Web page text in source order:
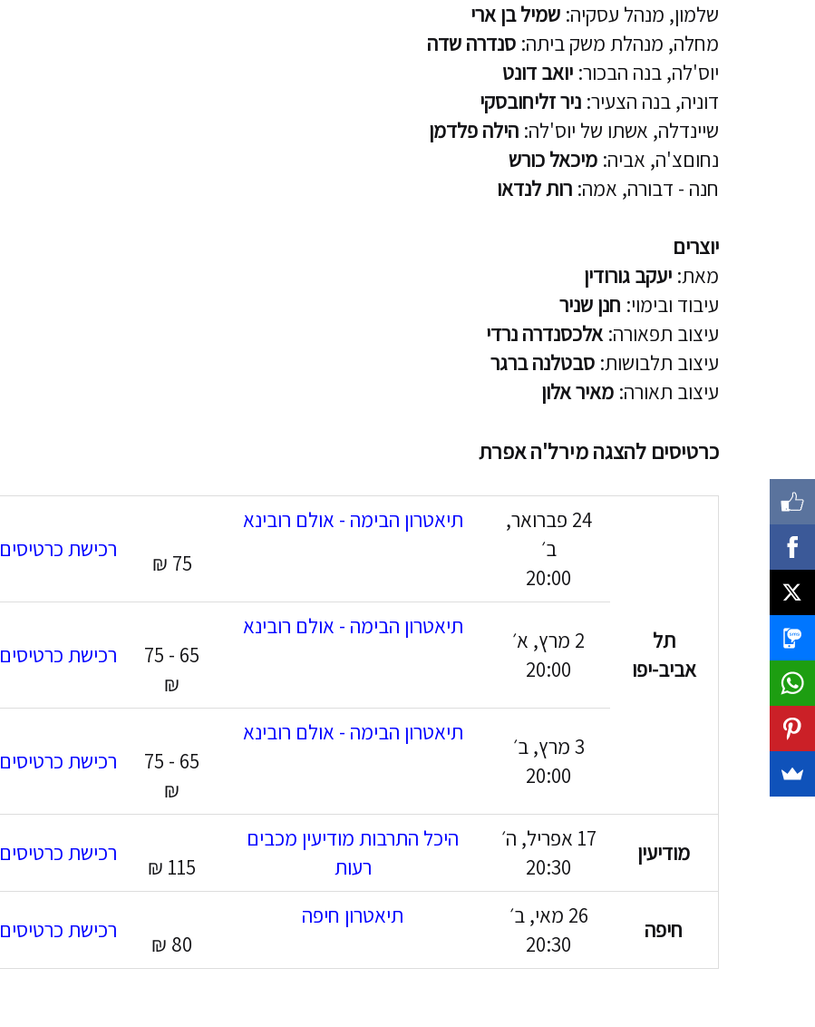
שלמון, מנהל עסקיה:שמיל בן ארי
מחלה, מנהלת משק ביתה:סנדרה שדה
יוס'לה, בנה הבכור: יואב דונט
דוניה, בנה הצעיר: ניר זליחובסקי
שיינדלה, אשתו של יוס'לה:הילה פלדמן
נחוםצ'ה, אביה:מיכאל כורש
חנה - דבורה, אמה:רות לנדאו
יוצרים
מאת:יעקב גורודין
עיבוד ובימוי: חנן שניר
עיצוב תפאורה:אלכסנדרה נרדי
עיצוב תלבושות:סבטלנה ברגר
עיצוב תאורה:מאיר אלון
כרטיסים להצגה מירל'ה אפרת
תל
אביב-יפו
24 פברואר,
ב׳
20:00
תיאטרון הבימה - אולם רובינא
75 ₪
רכישת כרטיסים
2 מרץ, א׳
20:00
תיאטרון הבימה - אולם רובינא
65 - 75
₪
רכישת כרטיסים
3 מרץ, ב׳
20:00
תיאטרון הבימה - אולם רובינא
65 - 75
₪
רכישת כרטיסים
מודיעין
17 אפריל, ה׳
20:30
היכל התרבות מודיעין מכבים
רעות
115 ₪
רכישת כרטיסים
חיפה
26 מאי, ב׳
20:30
תיאטרון חיפה
80 ₪
רכישת כרטיסים